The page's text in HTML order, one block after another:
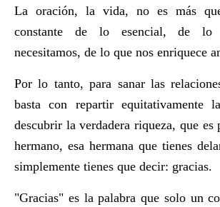
La oración, la vida, no es más
constante de lo esencial, de lo
necesitamos, de lo que nos enriquece
Por lo tanto, para sanar las
basta con repartir equitativamente
descubrir la verdadera riqueza, que es
hermano, esa hermana que tienes
simplemente tienes que decir: gracias.
"Gracias" es la palabra que solo un